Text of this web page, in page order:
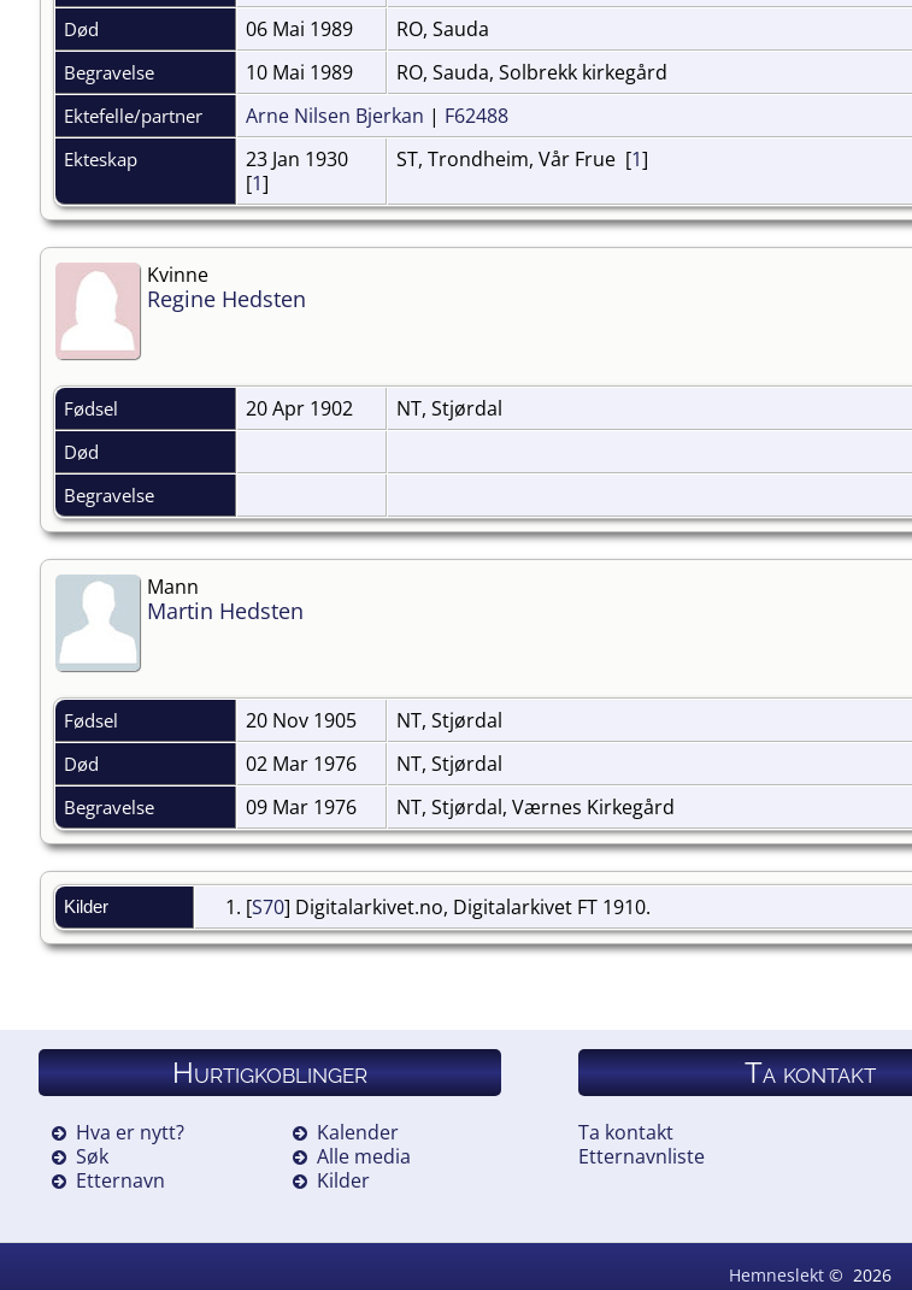
Død 06 Mai 1989 RO, Sauda
Begravelse 10 Mai 1989 RO, Sauda, Solbrekk kirkegård
Ektefelle/partner Arne Nilsen Bjerkan | F62488
Ekteskap
23 Jan 1930
[1]
ST, Trondheim, Vår Frue [1]
Kvinne
Regine Hedsten
Fødsel 20 Apr 1902 NT, Stjørdal
Død
Begravelse
Mann
Martin Hedsten
Fødsel 20 Nov 1905 NT, Stjørdal
Død 02 Mar 1976 NT, Stjørdal
Begravelse 09 Mar 1976 NT, Stjørdal, Værnes Kirkegård
Kilder [S70] Digitalarkivet.no, Digitalarkivet FT 1910.
Hurtigkoblinger
Hva er nytt?
Søk
Etternavn
Kalender
Alle media
Kilder
Ta kontakt
Ta kontakt
Etternavnliste
Hemneslekt© 2026